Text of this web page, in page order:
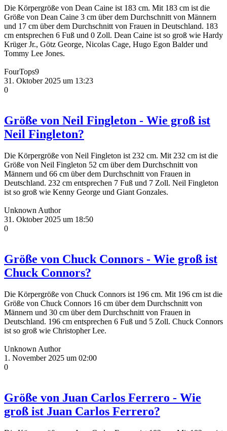
Die Körpergröße von Dean Caine ist 183 cm. Mit 183 cm ist die
Größe von Dean Caine 3 cm über dem Durchschnitt von Männern
und 17 cm über dem Durchschnitt von Frauen in Deutschland. 183
cm entsprechen 6 Fuß und 0 Zoll. Dean Caine ist so groß wie Hardy
Krüger Jr., Götz George, Nicolas Cage, Hugo Egon Balder und
Tommy Lee Jones.
FourTops9
31. Oktober 2025 um 13:23
0
Größe von Neil Fingleton - Wie groß ist
Neil Fingleton?
Die Körpergröße von Neil Fingleton ist 232 cm. Mit 232 cm ist die
Größe von Neil Fingleton 52 cm über dem Durchschnitt von
Männern und 66 cm über dem Durchschnitt von Frauen in
Deutschland. 232 cm entsprechen 7 Fuß und 7 Zoll. Neil Fingleton
ist so groß wie Kenny George und Giant Gonzales.
Unknown Author
31. Oktober 2025 um 18:50
0
Größe von Chuck Connors - Wie groß ist
Chuck Connors?
Die Körpergröße von Chuck Connors ist 196 cm. Mit 196 cm ist die
Größe von Chuck Connors 16 cm über dem Durchschnitt von
Männern und 30 cm über dem Durchschnitt von Frauen in
Deutschland. 196 cm entsprechen 6 Fuß und 5 Zoll. Chuck Connors
ist so groß wie Christopher Lee.
Unknown Author
1. November 2025 um 02:00
0
Größe von Juan Carlos Ferrero - Wie
groß ist Juan Carlos Ferrero?